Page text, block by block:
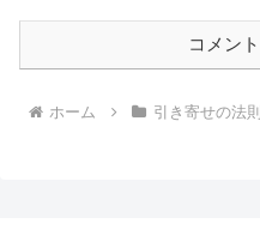
コメン
ホーム 引き寄せの法則